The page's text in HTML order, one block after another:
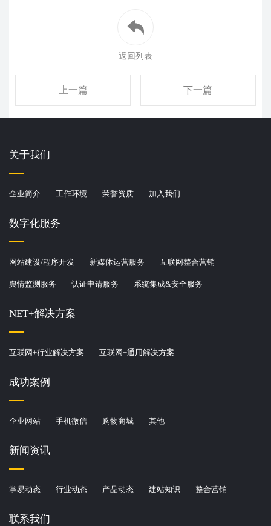
上一篇
返回列表
下一篇
关于我们
企业简介 工作环境 荣誉资质 加入我们
数字化服务
网站建设/程序开发 新媒体运营服务 互联网整合营销
舆情监测服务 认证申请服务 系统集成&安全服务
NET+解决方案
互联网+行业解决方案 互联网+通用解决方案
成功案例
企业网站 手机微信 购物商城 其他
新闻资讯
掌易动态 行业动态 产品动态 建站知识 整合营销
联系我们